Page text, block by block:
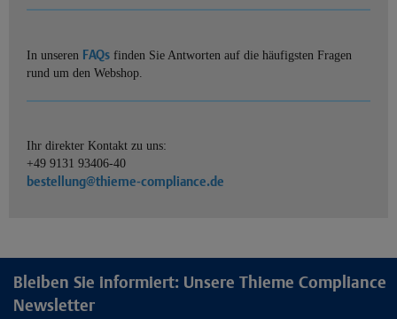
In unseren FAQs finden Sie Antworten auf die häufigsten Fragen
rund um den Webshop.
Ihr direkter Kontakt zu uns:
+49 9131 93406-40
bestellung@thieme-compliance.de
Bleiben Sie informiert: Unsere Thieme Compliance
Newsletter